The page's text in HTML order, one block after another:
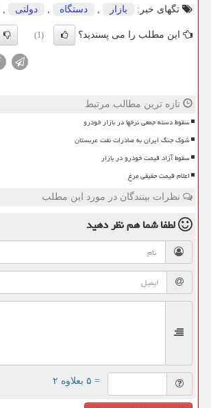
تگهای خبر:
بازار , دستگاه , دولتی ,
این مطلب را می پسندید؟ (1)
تازه ترین مطالب مرتبط
سقوط دسته جمعی نرخها در بازار خودرو
شوک جنگ ایران به صادرات نفت عربستان
سقوط آزاد قیمت خودرو در بازار
اعلام قیمت حقیقی مرغ
نظرات بینندگان در مورد این مطلب
لطفا شما همنظر دهید
= ۵ بعلاوه ۲